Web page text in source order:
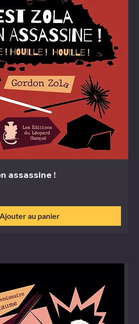
assassine !
Ajouter au panier